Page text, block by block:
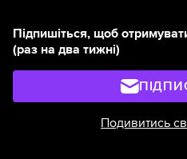
Підпишіться, щоб
(раз на два тижні)
Подивитись